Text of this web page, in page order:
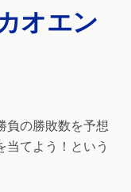
オエン
負の勝敗数を予想
当てよう！という